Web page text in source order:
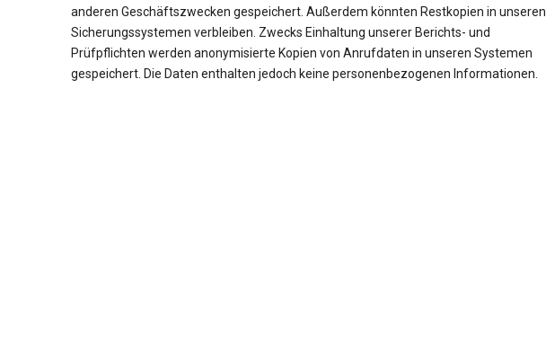
anderen Geschäftszwecken gespeichert. Außerdem könnten Restkopien in unseren
Sicherungssystemen verbleiben. Zwecks Einhaltung unserer Berichts- und
Prüfpflichten werden anonymisierte Kopien von Anrufdaten in unseren Systemen
gespeichert. Die Daten enthalten jedoch keine personenbezogenen Informationen.